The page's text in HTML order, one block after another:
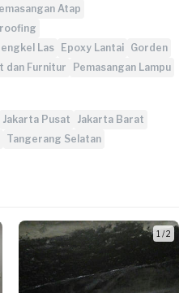
Atap
Las Epoxy Lantai Gorden
dan Furnitur Pemasangan Lampu
Jakarta Pusat
Jakarta Barat
Tangerang Selatan
1 / 2